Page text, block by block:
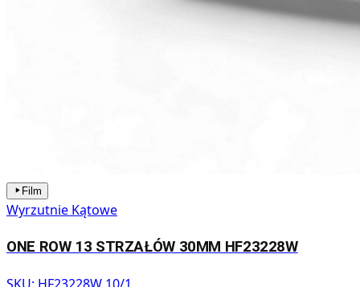
Film
Wyrzutnie Kątowe
ONE ROW 13 STRZAŁÓW 30MM HF23228W